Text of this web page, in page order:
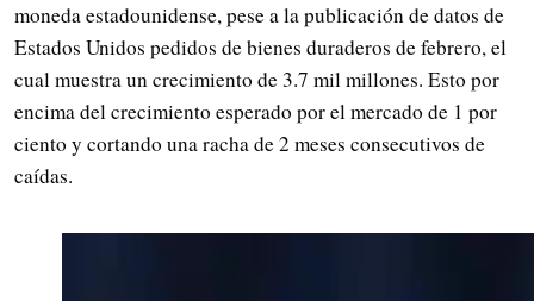
moneda estadounidense, pese a la publicación de datos de
Estados Unidos pedidos de bienes duraderos de febrero, el
cual muestra un crecimiento de 3.7 mil millones. Esto por
encima del crecimiento esperado por el mercado de 1 por
ciento y cortando una racha de 2 meses consecutivos de
caídas.